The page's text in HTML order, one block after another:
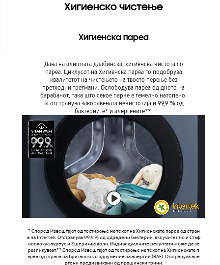
Хигиенско чистење
Хигиенска пареа
Дава на алиштата длабинска, хигиенска чистота со
пареа. Циклусот на Хигиенска пареа го подобрува
квалитетот на чистењето на твоето перење без
претходни третмани. Ослободува пареа од дното на
барабанот, така што секое парче е темелно натопено.
Ја отстранува закоравената нечистотија и 99,9 % од
бактериите* и алергените**.
* Според Извештајот oд тестирање на текот на Хигиенската пареа од стран
а на Intertek. Отстранува 99,9 % од одредени бактерии, вклучително и Стаф
илококус ауреус и Ешерихија коли. Индивидуалните резултати може да се
разликуваат.** Според Извештајот oд тестирање на текот на Хигиенската п
ареа од страна на Британското здружение за алергии (BAF). Отстранува але
ргени предизвикани од прашински грини.